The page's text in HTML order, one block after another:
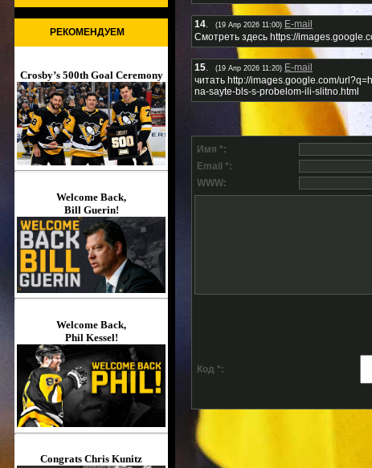
РЕКОМЕНДУЕМ
Crosby’s 500th Goal Ceremony
Welcome Back,
Bill Guerin!
Welcome Back,
Phil Kessel!
Congrats Chris Kunitz
14 (19 Апр 2026 11:00) E-mail
Смотреть здесь https://
15 (19 Апр 2026 11:20) E-mail
читать http://images.google.com/
na-sayte-bls-s-probelom-ili-slitno.html
Имя *:
Email *:
WWW:
Код *: